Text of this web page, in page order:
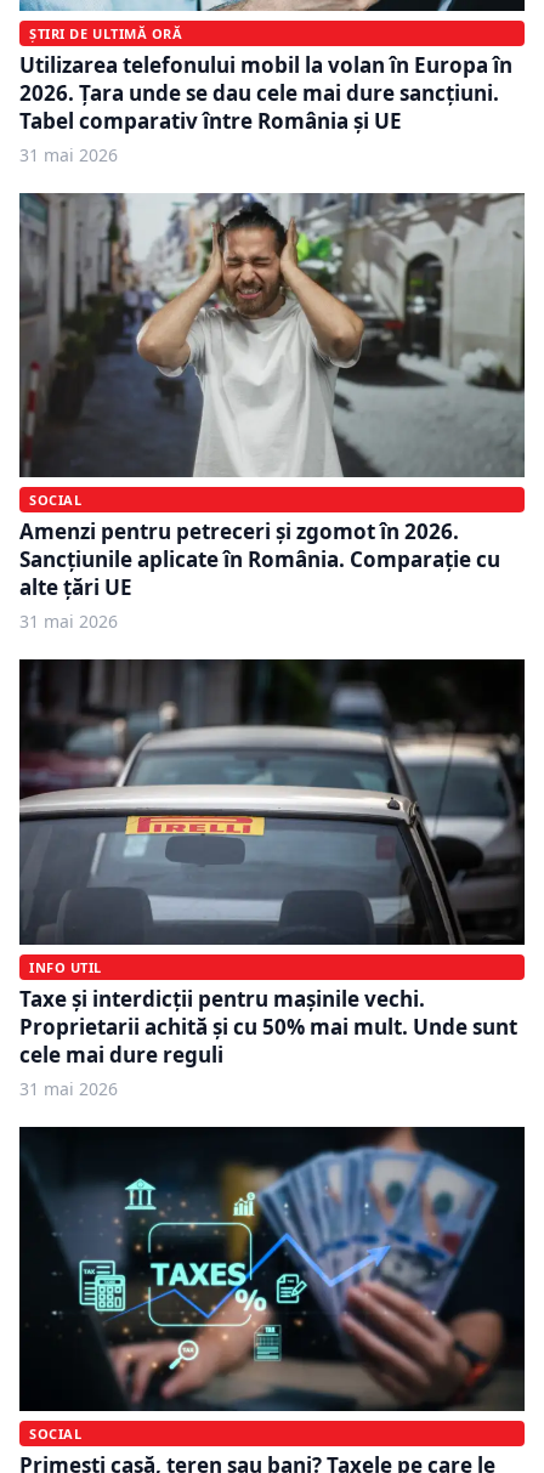
ȘTIRI DE ULTIMĂ ORĂ
Utilizarea telefonului mobil la volan în Europa în
2026. Țara unde se dau cele mai dure sancțiuni.
Tabel comparativ între România și UE
31 mai 2026
SOCIAL
Amenzi pentru petreceri și zgomot în 2026.
Sancțiunile aplicate în România. Comparație cu
alte țări UE
31 mai 2026
INFO UTIL
Taxe și interdicții pentru mașinile vechi.
Proprietarii achită și cu 50% mai mult. Unde sunt
cele mai dure reguli
31 mai 2026
SOCIAL
Primești casă, teren sau bani? Taxele pe care le